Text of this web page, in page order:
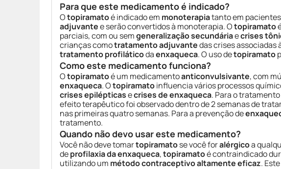
Para que este medicamento é indicado?
Otopiramatoé indicado em monoterapiatanto em
adjuvantee serão convertidos à monoterapia. Otopiramato
parciais, com ou semgeneralização secundáriaecrises
crianças comotratamento adjuvantedas crises associadas
tratamento profiláticodaenxaqueca. O uso detopiramato
Como este medicamento funciona?
Otopiramatoé um medicamentoanticonvulsivante, com
enxaqueca. Otopiramatoinfluencia vários processos
crises epilépticasecrises de enxaqueca. Para o
efeito terapêutico foi observado dentro de 2 semanas de
nas primeiras quatro semanas. Para a prevenção de
tratamento.
Quando não devo usar este medicamento?
Você não deve tomartopiramatose você foralérgicoa
deprofilaxia da enxaqueca,topiramatoé contraindicado
utilizando um método contraceptivo altamente eficaz.